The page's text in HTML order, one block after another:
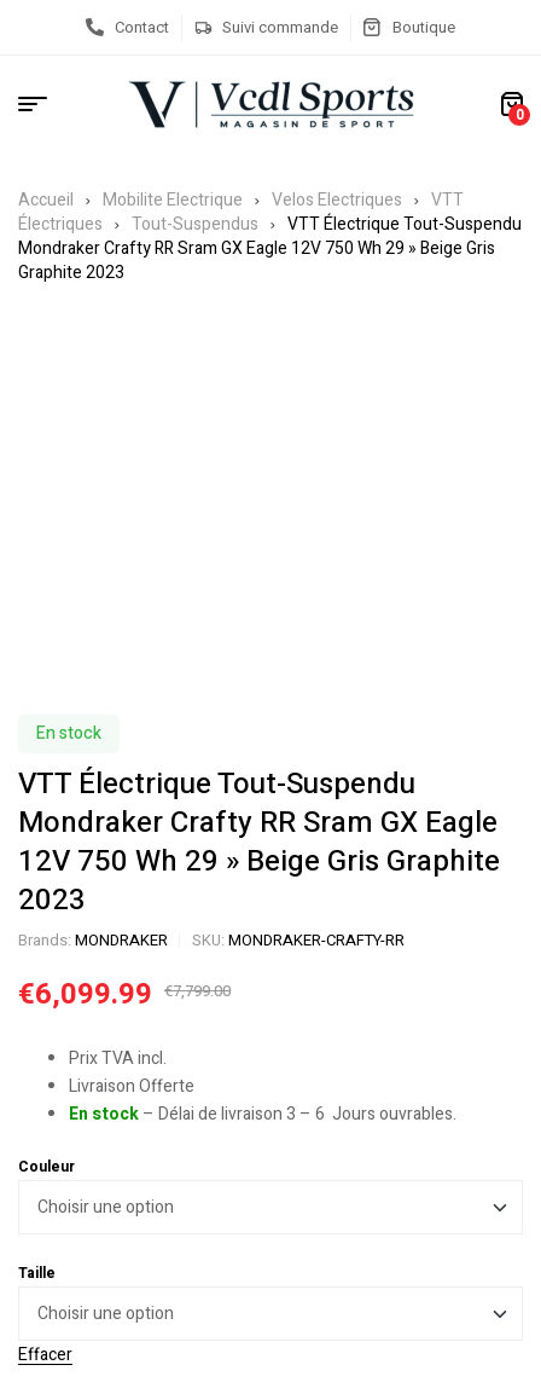
Contact Suivi commande Boutique
0
Accueil Mobilite Electrique Velos Electriques
VTT
Électriques
Tout-Suspendus
VTT Électrique Tout-Suspendu
Mondraker Crafty RR Sram GX Eagle 12V 750 Wh 29 » Beige Gris
Graphite 2023
En stock
VTT Électrique Tout-Suspendu
Mondraker Crafty RR Sram GX Eagle
12V 750 Wh 29 » Beige Gris Graphite
2023
Brands: MONDRAKER SKU: MONDRAKER-CRAFTY-RR
€7,799.00
€6,099.99
Prix TVA incl.
Livraison Offerte
En stock– Délai de livraison 3 – 6 Jours ouvrables.
Couleur
Taille
Effacer